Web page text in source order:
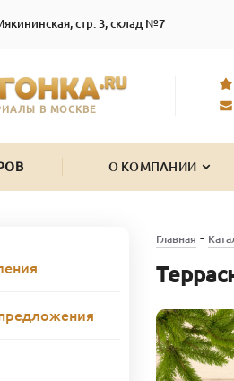
стр. 3, склад №7
В МОСКВЕ
О КОМПАНИИ
Главная -